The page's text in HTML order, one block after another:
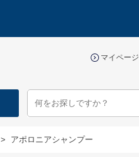
マイページ
> アポロニアシャンプー